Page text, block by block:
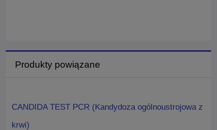
Produkty powiązane
CANDIDA TEST PCR (Kandydoza ogólnoustrojowa z
krwi)